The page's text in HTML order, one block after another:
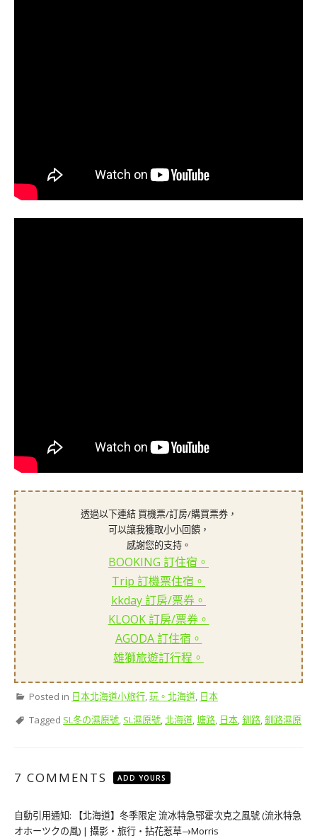
透過以下連結 買機票/訂房/購買票券，
可以讓我獲取小小回饋，
感謝您的支持。
BOOKING 訂住宿。
Trip 訂機票住宿。
kkday 訂房/票券。
KLOOK 訂房/票券。
AGODA 訂住宿。
雄獅旅遊訂行程。
Posted in 日本北海道小旅行 玩。北海道 日本
Tagged SL冬の濕原號 SL濕原號 北海道 塘路 日本 釧路 釧路濕原
7 COMMENTS ADD YOURS
自動引用通知:
【北海道】冬季限定 流冰特急鄂霍次克之風號 (流氷特急
オホーツクの風) | 攝影‧旅行‧拈花惹草→Morris